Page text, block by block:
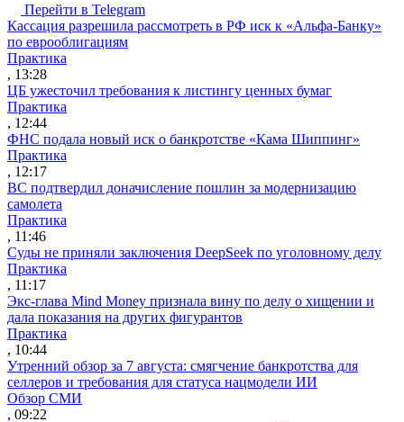
Перейти в Telegram
Кассация разрешила рассмотреть в РФ иск к «Альфа-Банку»
по еврооблигациям
Практика
, 13:28
ЦБ ужесточил требования к листингу ценных бумаг
Практика
, 12:44
ФНС подала новый иск о банкротстве «Кама Шиппинг»
Практика
, 12:17
ВС подтвердил доначисление пошлин за модернизацию
самолета
Практика
, 11:46
Суды не приняли заключения DeepSeek по уголовному делу
Практика
, 11:17
Экс-глава Mind Money признала вину по делу о хищении и
дала показания на других фигурантов
Практика
, 10:44
Утренний обзор за 7 августа: смягчение банкротства для
селлеров и требования для статуса нацмодели ИИ
Обзор СМИ
, 09:22